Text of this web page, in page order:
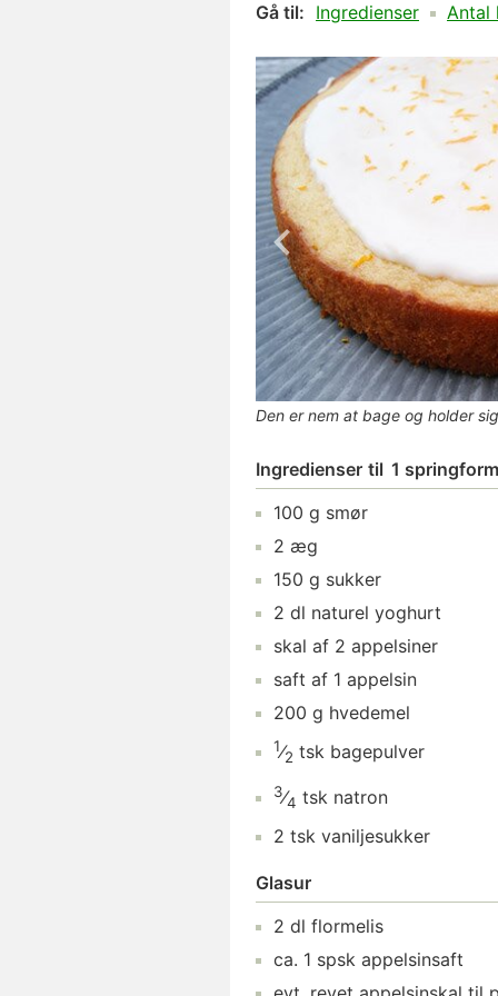
Gå til: Ingredienser Antal
Den er nem at bage og holder
Ingredienser til 1 springform
100 g smør
2 æg
150 g sukker
2 dl naturel yoghurt
skal af 2 appelsiner
saft af 1 appelsin
200 g hvedemel
1⁄2 tsk bagepulver
3⁄4 tsk natron
2 tsk vaniljesukker
Glasur
2 dl flormelis
ca. 1 spsk appelsinsaft